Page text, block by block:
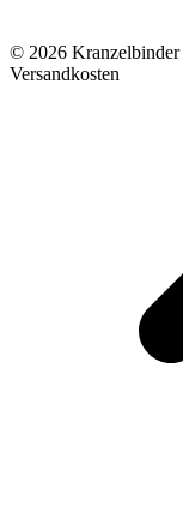
© 2026 Kranzelbinder
Versandkosten